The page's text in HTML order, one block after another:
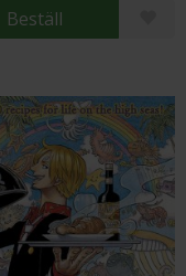
Beställ